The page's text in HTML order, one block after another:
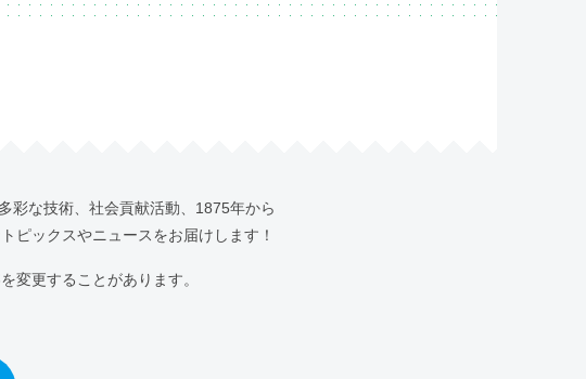
）
彩な技術、社会貢献活動、1875年から
ピックスやニュースをお届けします！
変更することがあります。